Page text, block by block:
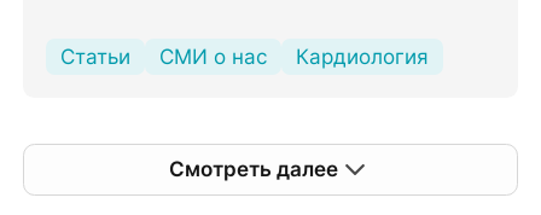
Статьи СМИ о нас Кардиология
Смотреть далее